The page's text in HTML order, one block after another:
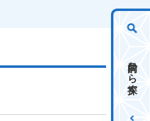
目的から探す